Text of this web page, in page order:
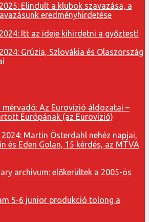
Elindult a klubok szavazása, a
eredményhirdetése
Itt az ideje kihirdetni a győztest!
Grúzia, Szlovákia és Olaszország
mérvadó: Az Eurovízió áldozatai –
Európának (az Eurovízió)
Martin Österdahl nehéz napjai,
és Eden Golan, 15 kérdés, az MTVA
archivum: előkerültek a 2005-ös
5-6 junior produkció tolong a